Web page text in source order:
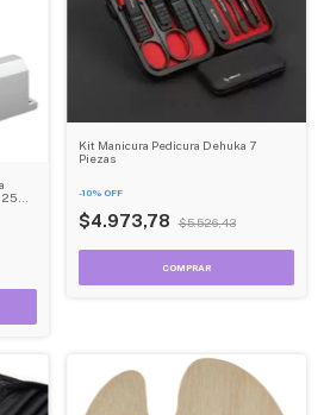
A
Kit Manicura Pedicura Dehuka 7
Piezas
-10% OFF
$4.973,78 $5.526,43